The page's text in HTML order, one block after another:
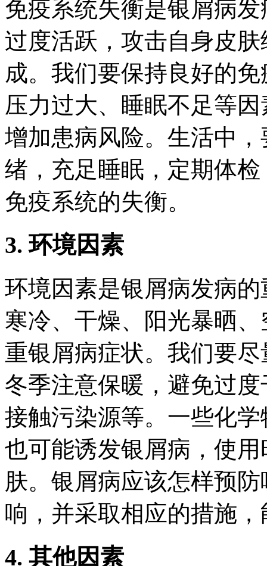
免疫系统失衡是银屑病
过度活跃，攻击自身皮
成。我们要保持良好的
压力过大、睡眠不足等
增加患病风险。生活中
绪，充足睡眠，定期体
免疫系统的失衡。
3. 环境因素
环境因素是银屑病发病
寒冷、干燥、阳光暴晒
重银屑病症状。我们要
冬季注意保暖，避免过
接触污染源等。一些化
也可能诱发银屑病，使
肤。银屑病应该怎样预
响，并采取相应的措施
4. 其他因素